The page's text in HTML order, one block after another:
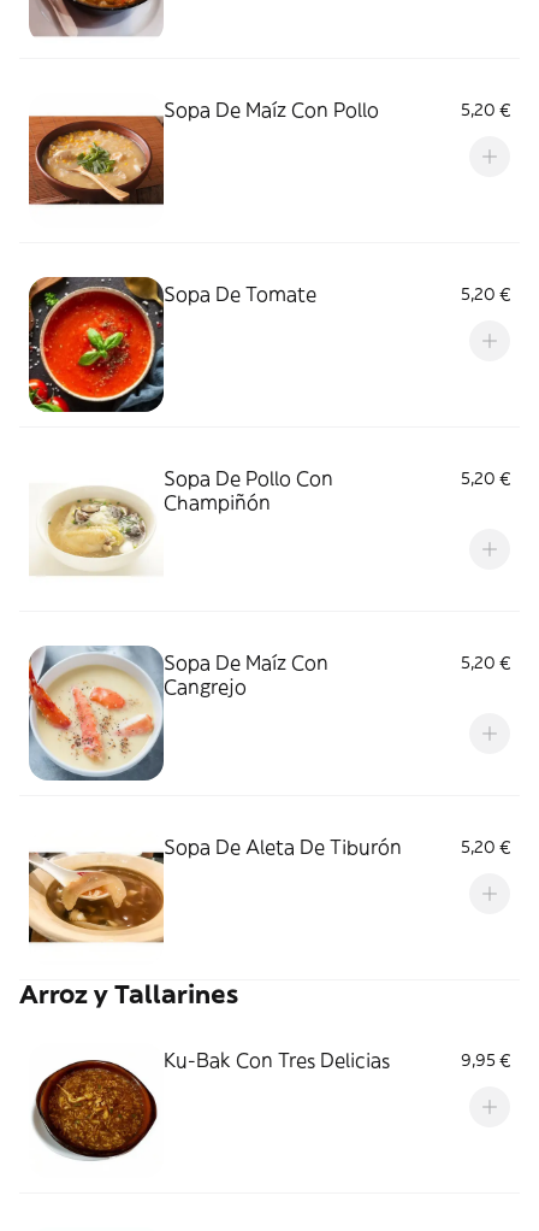
Sopa De Maíz Con Pollo 5,20 €
Sopa De Tomate 5,20 €
Sopa De Pollo Con
Champiñón
5,20 €
Sopa De Maíz Con
Cangrejo
5,20 €
Sopa De Aleta De Tiburón 5,20 €
Arroz y Tallarines
Ku-Bak Con Tres Delicias 9,95 €